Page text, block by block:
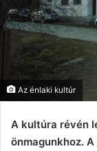
Az énlaki kultúr
A kultúra révén
önmagunkhoz.